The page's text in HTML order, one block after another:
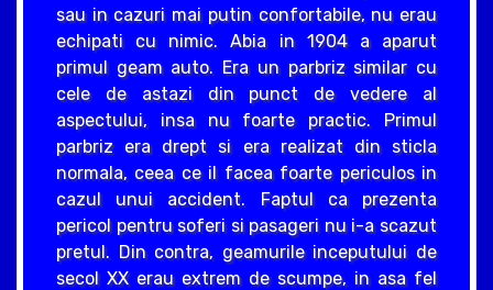
sau in cazuri mai putin confortabile, nu erau
echipati cu nimic. Abia in 1904 a aparut
primul geam auto. Era un parbriz similar cu
cele de astazi din punct de vedere al
aspectului, insa nu foarte practic. Primul
parbriz era drept si era realizat din sticla
normala, ceea ce il facea foarte periculos in
cazul unui accident. Faptul ca prezenta
pericol pentru soferi si pasageri nu i-a scazut
pretul. Din contra, geamurile inceputului de
secol XX erau extrem de scumpe, in asa fel